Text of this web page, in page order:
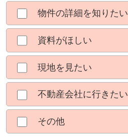
物件の詳細を知りたい
資料がほしい
現地を見たい
不動産会社に行きたい
その他